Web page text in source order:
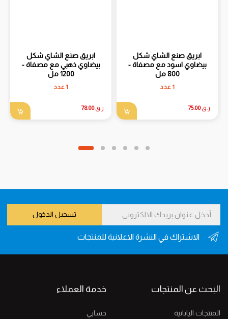
ابريق صنع الشاي شكل
بيضاوي ذهبي مع مصفاة -
1200 مل
1 عدد
ر.ق78.00
ابريق صنع الشاي شكل
بيضاوي اسود مع مصفاة -
800 مل
1 عدد
ر.ق75.00
تسجيل الدخول
الاشتراك في النشرة الاعلانية للمنتجات
خدمة العملاء
حسابي
البحث عن المنتجات
المنتجات اليابانية